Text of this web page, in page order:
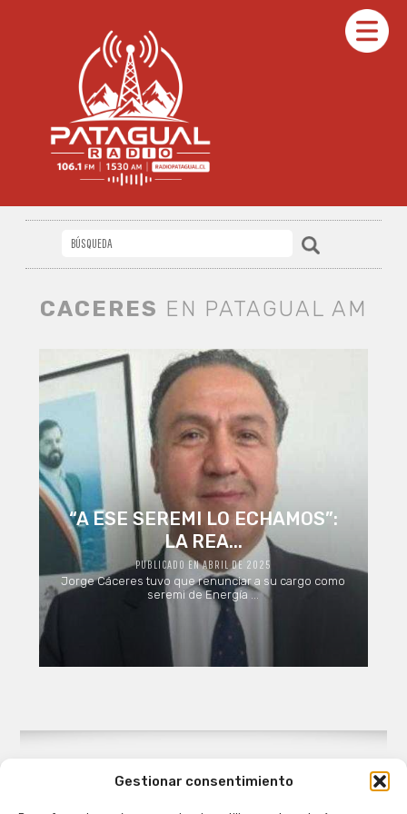
Gestionar consentimiento
CACERES EN PATAGUAL AM
“A ESE SEREMI LO ECHAMOS”:
LA REA...
PUBLICADO EN ABRIL DE 2025
Jorge Cáceres tuvo que renunciar a su cargo como
seremi de Energía ...